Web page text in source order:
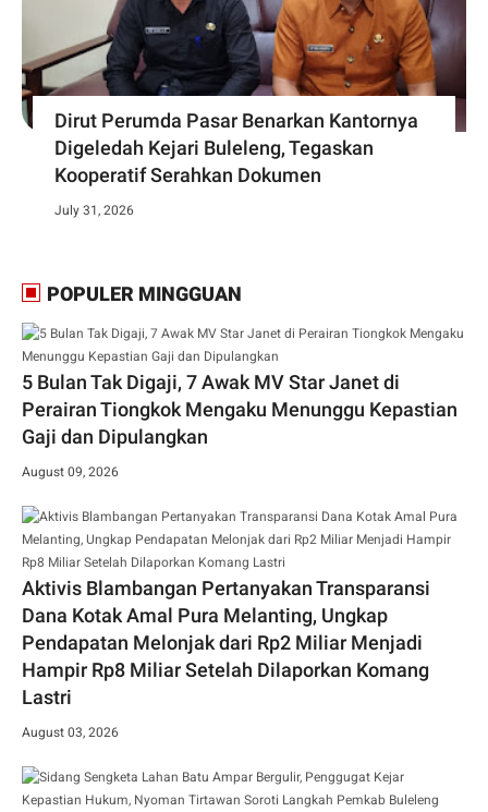
Dirut Perumda Pasar Benarkan Kantornya
Digeledah Kejari Buleleng, Tegaskan
Kooperatif Serahkan Dokumen
July 31, 2026
POPULER MINGGUAN
5 Bulan Tak Digaji, 7 Awak MV Star Janet di
Perairan Tiongkok Mengaku Menunggu Kepastian
Gaji dan Dipulangkan
August 09, 2026
Aktivis Blambangan Pertanyakan Transparansi
Dana Kotak Amal Pura Melanting, Ungkap
Pendapatan Melonjak dari Rp2 Miliar Menjadi
Hampir Rp8 Miliar Setelah Dilaporkan Komang
Lastri
August 03, 2026